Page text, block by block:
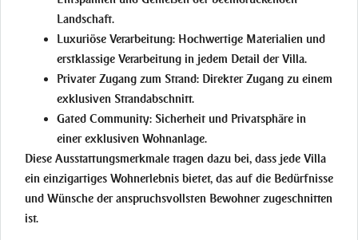
Landschaft.
Luxuriöse Verarbeitung: Hochwertige Materialien und
erstklassige Verarbeitung in jedem Detail der Villa.
Privater Zugang zum Strand: Direkter Zugang zu einem
exklusiven Strandabschnitt.
Gated Community: Sicherheit und Privatsphäre in
einer exklusiven Wohnanlage.
Diese Ausstattungsmerkmale tragen dazu bei, dass jede Villa
ein einzigartiges Wohnerlebnis bietet, das auf die Bedürfnisse
und Wünsche der anspruchsvollsten Bewohner zugeschnitten
ist.